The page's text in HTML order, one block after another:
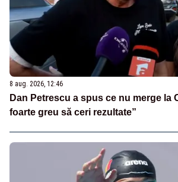
8 aug. 2026, 12:46
Dan Petrescu a spus ce nu merge la
foarte greu să ceri rezultate”